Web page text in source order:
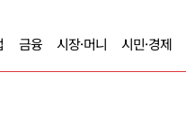
금융 시장·머니 시민·경제